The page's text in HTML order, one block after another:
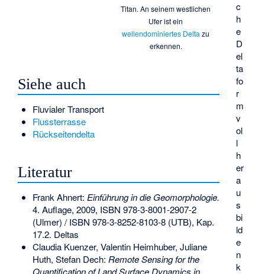
c
h
e
D
el
ta
fo
r
m
v
ol
l
h
er
a
u
s
bi
ld
e
n
k
Titan. An seinem westlichen
Ufer ist ein
wellendominiertes Delta zu
erkennen.
Siehe auch
Fluvialer Transport
Flussterrasse
Rückseitendelta
Literatur
Frank Ahnert: Einführung in die Geomorphologie.
4. Auflage, 2009, ISBN 978-3-8001-2907-2
(Ulmer) /ISBN 978-3-8252-8103-8(UTB), Kap.
17.2. Deltas
Claudia Kuenzer, Valentin Heimhuber, Juliane
Huth, Stefan Dech: Remote Sensing for the
Quantification of Land Surface Dynamics in